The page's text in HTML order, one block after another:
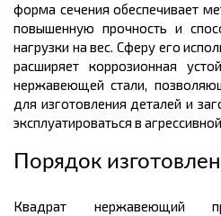
форма сечения обеспечивает
повышенную прочность и
нагрузки на вес. Сферу его
расширяет коррозионная
нержавеющей стали,
для изготовления деталей и
эксплуатироваться в
Порядок
Квадрат нержавеющий